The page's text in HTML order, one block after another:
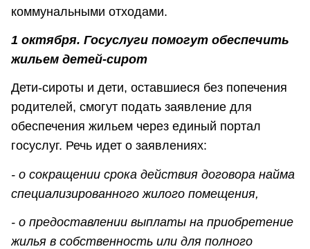
коммунальными отходами.
1 октября. Госуслуги помогут обеспечить
жильем детей-сирот
Дети-сироты и дети, оставшиеся без попечения
родителей, смогут подать заявление для
обеспечения жильем через единый портал
госуслуг. Речь идет о заявлениях:
- о сокращении срока действия договора найма
специализированного жилого помещения,
- о предоставлении выплаты на приобретение
жилья в собственность или для полного